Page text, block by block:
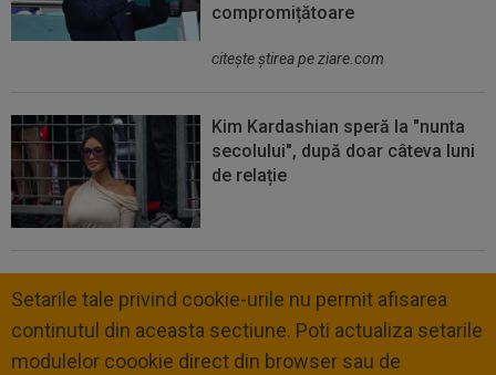
compromițătoare
citeşte ştirea pe ziare.com
Kim Kardashian speră la "nunta
secolului", după doar câteva luni
de relație
Setarile tale privind cookie-urile nu permit afisarea
continutul din aceasta sectiune. Poti actualiza setarile
modulelor coookie direct din browser sau de